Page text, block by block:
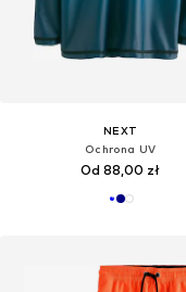
NEXT
Ochrona UV
Od 88,00 zł